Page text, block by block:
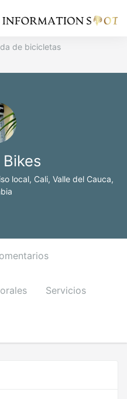
de bicicletas
local, Cali, Valle del Cauca,
Servicios